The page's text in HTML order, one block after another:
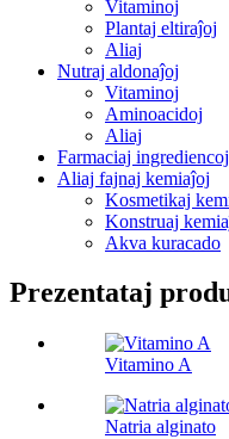
Vitaminoj
Plantaj eltiraĵoj
Aliaj
Nutraj aldonaĵoj
Vitaminoj
Aminoacidoj
Aliaj
Farmaciaj ingrediencoj
Aliaj fajnaj kemiaĵoj
Kosmetikaj
Konstruaj
Akva kuracado
Prezentataj
Vitamino A
Natria alginato